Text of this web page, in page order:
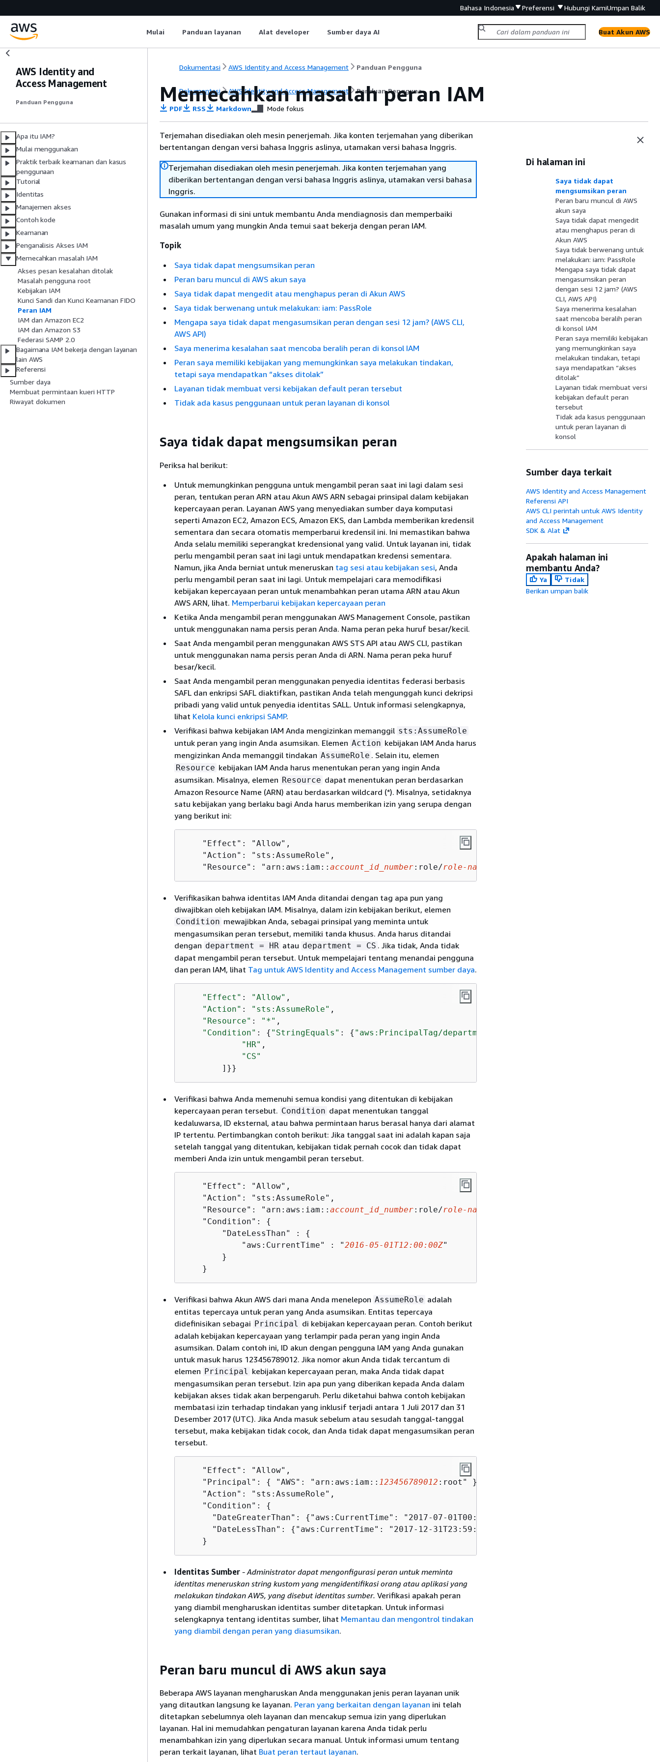
Bahasa Indonesia Preferensi Hubungi KamiUmpan Balik
Mulai Panduan layanan Alat developer Sumber daya AI Buat Akun AWS
AWS Identity and
Access Management
Panduan Pengguna
Apa itu IAM?
Mulai menggunakan
Praktik terbaik keamanan dan kasus
penggunaan
Tutorial
Identitas
Manajemen akses
Contoh kode
Keamanan
Penganalisis Akses IAM
Memecahkan masalah IAM
Akses pesan kesalahan ditolak
Masalah pengguna root
Kebijakan IAM
Kunci Sandi dan Kunci Keamanan FIDO
Peran IAM
IAM dan Amazon EC2
IAM dan Amazon S3
Federasi SAMP 2.0
Bagaimana IAM bekerja dengan layanan
lain AWS
Referensi
Sumber daya
Membuat permintaan kueri HTTP
Riwayat dokumen
Dokumentasi AWS Identity and Access Management Panduan Pengguna
Dokumentasi AWS Identity and Access Management Panduan Pengguna
Memecahkan masalah peran IAM
PDF RSS Markdown Mode fokus
Terjemahan disediakan oleh mesin penerjemah. Jika konten terjemahan yang diberikan
bertentangan dengan versi bahasa Inggris aslinya, utamakan versi bahasa Inggris.
Terjemahan disediakan oleh mesin penerjemah. Jika konten terjemahan yang
diberikan bertentangan dengan versi bahasa Inggris aslinya, utamakan versi bahasa
Inggris.
Gunakan informasi di sini untuk membantu Anda mendiagnosis dan memperbaiki
masalah umum yang mungkin Anda temui saat bekerja dengan peran IAM.
Topik
Saya tidak dapat mengsumsikan peran
Peran baru muncul di AWS akun saya
Saya tidak dapat mengedit atau menghapus peran di Akun AWS
Saya tidak berwenang untuk melakukan: iam: PassRole
Mengapa saya tidak dapat mengasumsikan peran dengan sesi 12 jam? (AWS CLI,
AWS API)
Saya menerima kesalahan saat mencoba beralih peran di konsol IAM
Peran saya memiliki kebijakan yang memungkinkan saya melakukan tindakan,
tetapi saya mendapatkan “akses ditolak”
Layanan tidak membuat versi kebijakan default peran tersebut
Tidak ada kasus penggunaan untuk peran layanan di konsol
Saya tidak dapat mengsumsikan peran
Periksa hal berikut:
Untuk memungkinkan pengguna untuk mengambil peran saat ini lagi dalam sesi
peran, tentukan peran ARN atau Akun AWS ARN sebagai prinsipal dalam kebijakan
kepercayaan peran. Layanan AWS yang menyediakan sumber daya komputasi
seperti Amazon EC2, Amazon ECS, Amazon EKS, dan Lambda memberikan kredensil
sementara dan secara otomatis memperbarui kredensil ini. Ini memastikan bahwa
Anda selalu memiliki seperangkat kredensional yang valid. Untuk layanan ini, tidak
perlu mengambil peran saat ini lagi untuk mendapatkan kredensi sementara.
Namun, jika Anda berniat untuk meneruskan tag sesi atau kebijakan sesi, Anda
perlu mengambil peran saat ini lagi. Untuk mempelajari cara memodifikasi
kebijakan kepercayaan peran untuk menambahkan peran utama ARN atau Akun
AWS ARN, lihat. Memperbarui kebijakan kepercayaan peran
Ketika Anda mengambil peran menggunakan AWS Management Console, pastikan
untuk menggunakan nama persis peran Anda. Nama peran peka huruf besar/kecil.
Saat Anda mengambil peran menggunakan AWS STS API atau AWS CLI, pastikan
untuk menggunakan nama persis peran Anda di ARN. Nama peran peka huruf
besar/kecil.
Saat Anda mengambil peran menggunakan penyedia identitas federasi berbasis
SAFL dan enkripsi SAFL diaktifkan, pastikan Anda telah mengunggah kunci dekripsi
pribadi yang valid untuk penyedia identitas SALL. Untuk informasi selengkapnya,
lihat Kelola kunci enkripsi SAMP.
Verifikasi bahwa kebijakan IAM Anda mengizinkan memanggil sts:AssumeRole
untuk peran yang ingin Anda asumsikan. Elemen Action kebijakan IAM Anda harus
mengizinkan Anda memanggil tindakan AssumeRole . Selain itu, elemen
Resource kebijakan IAM Anda harus menentukan peran yang ingin Anda
asumsikan. Misalnya, elemen Resource dapat menentukan peran berdasarkan
Amazon Resource Name (ARN) atau berdasarkan wildcard (*). Misalnya, setidaknya
satu kebijakan yang berlaku bagi Anda harus memberikan izin yang serupa dengan
yang berikut ini:
    "Effect": "Allow",
    "Action": "sts:AssumeRole",
    "Resource": "arn:aws:iam::
account_id_number:role/role-name-you-want-to-assume
Verifikasikan bahwa identitas IAM Anda ditandai dengan tag apa pun yang
diwajibkan oleh kebijakan IAM. Misalnya, dalam izin kebijakan berikut, elemen
Condition mewajibkan Anda, sebagai prinsipal yang meminta untuk
mengasumsikan peran tersebut, memiliki tanda khusus. Anda harus ditandai
dengan department = HR atau department = CS . Jika tidak, Anda tidak
dapat mengambil peran tersebut. Untuk mempelajari tentang menandai pengguna
dan peran IAM, lihat Tag untuk AWS Identity and Access Management sumber daya.
"Effect" : "Allow" ,
"Action" : "sts:AssumeRole" ,
"Resource" : "*" ,
"Condition" : { "StringEquals" : { "aws:PrincipalTag/department"
"HR" ,
"CS"
        ]}}
Verifikasi bahwa Anda memenuhi semua kondisi yang ditentukan di kebijakan
kepercayaan peran tersebut. Condition dapat menentukan tanggal
kedaluwarsa, ID eksternal, atau bahwa permintaan harus berasal hanya dari alamat
IP tertentu. Pertimbangkan contoh berikut: Jika tanggal saat ini adalah kapan saja
setelah tanggal yang ditentukan, kebijakan tidak pernah cocok dan tidak dapat
memberi Anda izin untuk mengambil peran tersebut.
    "Effect": "Allow",
    "Action": "sts:AssumeRole",
    "Resource": "arn:aws:iam::
account_id_number:role/role-name-you-want-to-assume
    "Condition":
{
        "DateLessThan" :
{
            "aws:CurrentTime" : "
2016-05-01T12:00:00Z"
        }
    }
Verifikasi bahwa Akun AWS dari mana Anda menelepon AssumeRole adalah
entitas tepercaya untuk peran yang Anda asumsikan. Entitas tepercaya
didefinisikan sebagai Principal
di kebijakan kepercayaan peran. Contoh berikut
adalah kebijakan kepercayaan yang terlampir pada peran yang ingin Anda
asumsikan. Dalam contoh ini, ID akun dengan pengguna IAM yang Anda gunakan
untuk masuk harus 123456789012. Jika nomor akun Anda tidak tercantum di
elemen Principal
kebijakan kepercayaan peran, maka Anda tidak dapat
mengasumsikan peran tersebut. Izin apa pun yang diberikan kepada Anda dalam
kebijakan akses tidak akan berpengaruh. Perlu diketahui bahwa contoh kebijakan
membatasi izin terhadap tindakan yang inklusif terjadi antara 1 Juli 2017 dan 31
Desember 2017 (UTC). Jika Anda masuk sebelum atau sesudah tanggal-tanggal
tersebut, maka kebijakan tidak cocok, dan Anda tidak dapat mengasumsikan peran
tersebut.
    "Effect": "Allow",
    "Principal":
{ "AWS": "arn:aws:iam:: 123456789012 :root" },
    "Action": "sts:AssumeRole",
    "Condition":
{
      "DateGreaterThan":
{ "aws:CurrentTime": "2017-07-01T00:00:00Z"},
      "DateLessThan":
{ "aws:CurrentTime": "2017-12-31T23:59:59Z"}
Identitas Sumber - Administrator dapat mengonfigurasi peran untuk meminta
identitas meneruskan string kustom yang mengidentifikasi orang atau aplikasi yang
melakukan tindakan AWS, yang disebut identitas sumber. Verifikasi apakah peran
yang diambil mengharuskan identitas sumber ditetapkan. Untuk informasi
selengkapnya tentang identitas sumber, lihat Memantau dan mengontrol tindakan
yang diambil dengan peran yang diasumsikan.
Peran baru muncul di AWS akun saya
Beberapa AWS layanan mengharuskan Anda menggunakan jenis peran layanan unik
yang ditautkan langsung ke layanan. Peran yang berkaitan dengan layanan ini telah
ditetapkan sebelumnya oleh layanan dan mencakup semua izin yang diperlukan
layanan. Hal ini memudahkan pengaturan layanan karena Anda tidak perlu
menambahkan izin yang diperlukan secara manual. Untuk informasi umum tentang
peran terkait layanan, lihat Buat peran tertaut layanan.
Di halaman ini
Saya tidak dapat
mengsumsikan peran
Peran baru muncul di AWS
akun saya
Saya tidak dapat mengedit
atau menghapus peran di
Akun AWS
Saya tidak berwenang untuk
melakukan: iam: PassRole
Mengapa saya tidak dapat
mengasumsikan peran
dengan sesi 12 jam? (AWS
CLI, AWS API)
Saya menerima kesalahan
saat mencoba beralih peran
di konsol IAM
Peran saya memiliki kebijakan
yang memungkinkan saya
melakukan tindakan, tetapi
saya mendapatkan “akses
ditolak”
Layanan tidak membuat versi
kebijakan default peran
tersebut
Tidak ada kasus penggunaan
untuk peran layanan di
konsol
Sumber daya terkait
AWS Identity and Access Management
Referensi API
AWS CLI perintah untuk AWS Identity
and Access Management
SDK & Alat
Apakah halaman ini
membantu Anda?
Ya
Tidak
Berikan umpan balik